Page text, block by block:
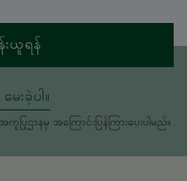
းယူရန်
ေးခဲ့ပါ။
ြုဌာနမှ အကြောင်းပြန်ကြားပေးပါမည်။